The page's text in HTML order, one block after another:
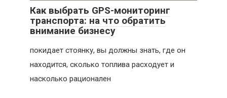
Как выбрать GPS-мониторинг
транспорта: на что обратить
внимание бизнесу
покидает стоянку, вы должны знать, где он
находится, сколько топлива расходует и
насколько рационален